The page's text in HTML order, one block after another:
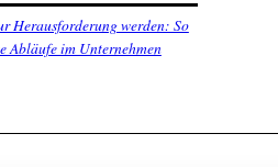
Herausforderung werden: So
Abläufe im Unternehmen